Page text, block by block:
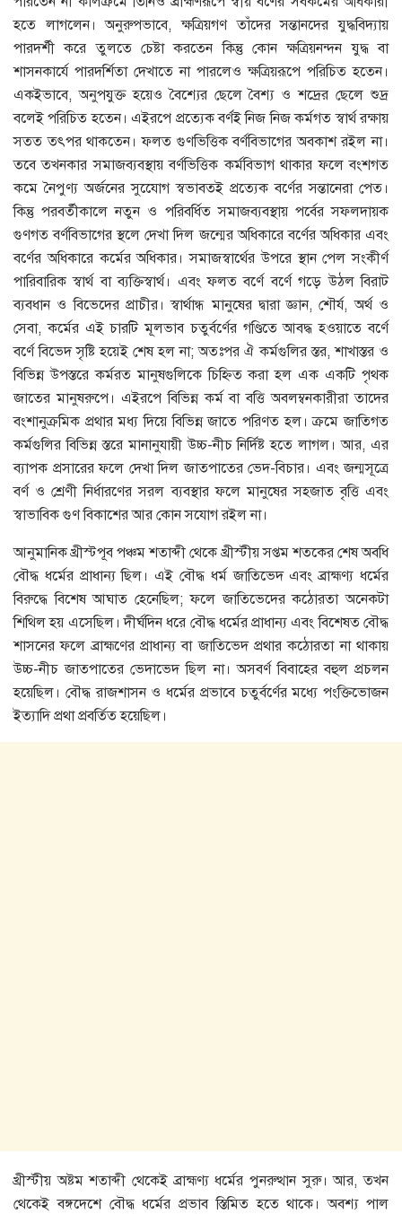
হতে লাগলেন। অনুরুপভাবে, ক্ষত্রিয়গণ তাঁদের সন্তানদের যুদ্ধবিদ্যায়
পারদর্শী করে তুলতে চেষ্টা করতেন কিন্তু কোন ক্ষত্রিয়নন্দন যুদ্ধ বা
শাসনকার্যে পারদর্শিতা দেখাতে না পারলেও ক্ষত্রিয়রূপে পরিচিত হতেন।
একইভাবে, অনুপযুক্ত হয়েও বৈশ্যের ছেলে বৈশ্য ও শদ্রের ছেলে শুদ্র
বলেই পরিচিত হতেন। এইরপে প্রত্যেক বর্ণই নিজ নিজ কর্মগত স্বার্থ রক্ষায়
সতত তৎপর থাকতেন। ফলত গুণভিত্তিক বর্ণবিভাগের অবকাশ রইল না।
তবে তখনকার সমাজব্যবস্থায় বর্ণভিত্তিক কর্মবিভাগ থাকার ফলে বংশগত
কমে নৈপুণ্য অর্জনের সুযোেগ স্বভাবতই প্রত্যেক বর্ণের সন্তানেরা পেত।
কিন্তু পরবর্তীকালে নতুন ও পরিবর্ধিত সমাজব্যবস্থায় পর্বের সফলদায়ক
গুণগত বর্ণবিভাগের স্থলে দেখা দিল জন্মের অধিকারে বর্ণের অধিকার এবং
বর্ণের অধিকারে কর্মের অধিকার। সমাজস্বার্থের উপরে স্থান পেল সংকীর্ণ
পারিবারিক স্বার্থ বা ব্যক্তিস্বার্থ। এবং ফলত বর্ণে বর্ণে গড়ে উঠল বিরাট
ব্যবধান ও বিভেদের প্রাচীর। স্বার্থান্ধ মানুষের দ্বারা জ্ঞান, শৌর্য, অর্থ ও
সেবা, কর্মের এই চারটি মূলভাব চতুর্বর্ণের গণ্ডিতে আবদ্ধ হওয়াতে বর্ণে
বর্ণে বিভেদ সৃষ্টি হয়েই শেষ হল না; অতঃপর ঐ কর্মগুলির স্তর, শাখাস্তর ও
বিভিন্ন উপস্তরে কর্মরত মানুষগুলিকে চিহ্নিত করা হল এক একটি পৃথক
জাতের মানুষরুপে। এইরপে বিভিন্ন কর্ম বা বত্তি অবলম্বনকারীরা তাদের
বংশানুক্রমিক প্রথার মধ্য দিয়ে বিভিন্ন জাতে পরিণত হল। ক্রমে জাতিগত
কর্মগুলির বিভিন্ন স্তরে মানানুযায়ী উচ্চ-নীচ নির্দিষ্ট হতে লাগল। আর, এর
ব্যাপক প্রসারের ফলে দেখা দিল জাতপাতের ভেদ-বিচার। এবং জন্মসূত্রে
বর্ণ ও শ্রেণী নির্ধারণের সরল ব্যবস্থার ফলে মানুষের সহজাত বৃত্তি এবং
স্বাভাবিক গুণ বিকাশের আর কোন সযােগ রইল না।
আনুমানিক খ্রীস্টপূব পঞ্চম শতাব্দী থেকে খ্রীস্টীয় সপ্তম শতকের শেষ অবধি
বৌদ্ধ ধর্মের প্রাধান্য ছিল। এই বৌদ্ধ ধর্ম জাতিভেদ এবং ব্রাহ্মণ্য ধর্মের
বিরুদ্ধে বিশেষ আঘাত হেনেছিল; ফলে জাতিভেদের কঠোরতা অনেকটা
শিথিল হয় এসেছিল। দীর্ঘদিন ধরে বৌদ্ধ ধর্মের প্রাধান্য এবং বিশেষত বৌদ্ধ
শাসনের ফলে ব্রাহ্মণের প্রাধান্য বা জাতিভেদ প্রথার কঠোরতা না থাকায়
উচ্চ-নীচ জাতপাতের ভেদাভেদ ছিল না। অসবর্ণ বিবাহের বহুল প্রচলন
হয়েছিল। বৌদ্ধ রাজশাসন ও ধর্মের প্রভাবে চতুর্বর্ণের মধ্যে পংক্তিভােজন
ইত্যাদি প্রথা প্রবর্তিত হয়েছিল।
খ্রীস্টীয় অষ্টম শতাব্দী থেকেই ব্রাহ্মণ্য ধর্মের পুনরুত্থান সুরু। আর, তখন
থেকেই বঙ্গদেশে বৌদ্ধ ধর্মের প্রভাব স্তিমিত হতে থাকে। অবশ্য পাল